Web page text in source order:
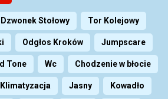
Dzwonek Stołowy Tor Kolejowy
Odgłos Kroków Jumpscare
Tone Wc Chodzenie w błocie
Klimatyzacja Jasny Kowadło